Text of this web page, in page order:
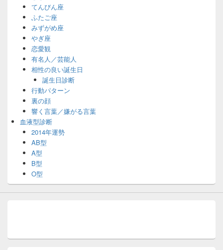
てんびん座
ふたご座
みずがめ座
やぎ座
恋愛観
有名人／芸能人
相性の良い誕生日
誕生日診断
行動パターン
裏の顔
響く言葉／嫌がる言葉
血液型診断
2014年運勢
AB型
A型
B型
O型